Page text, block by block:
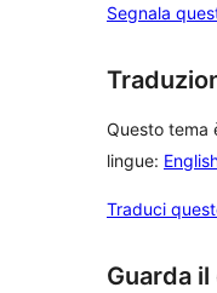
Segnala
Questo tema
lingue:
Traduci
Guarda